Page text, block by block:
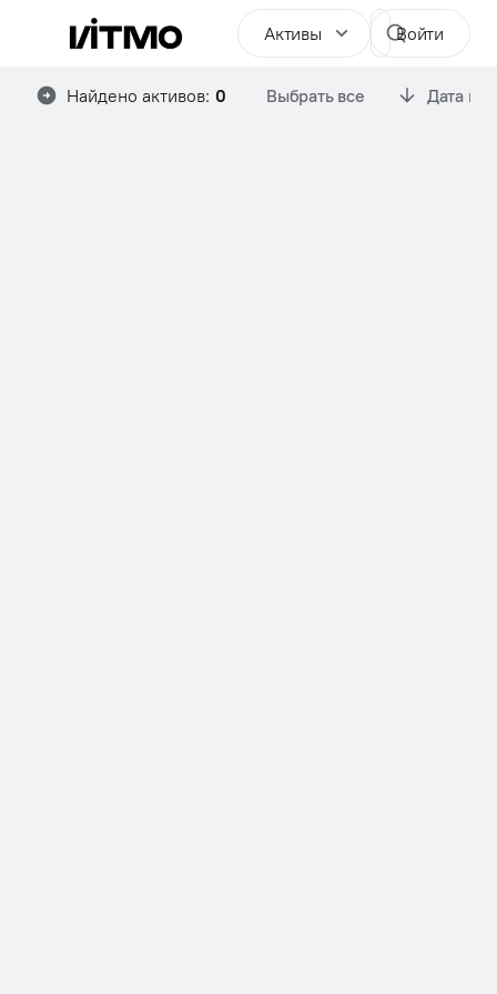
Активы Войти
Найдено активов: 0 Выбрать все Дата